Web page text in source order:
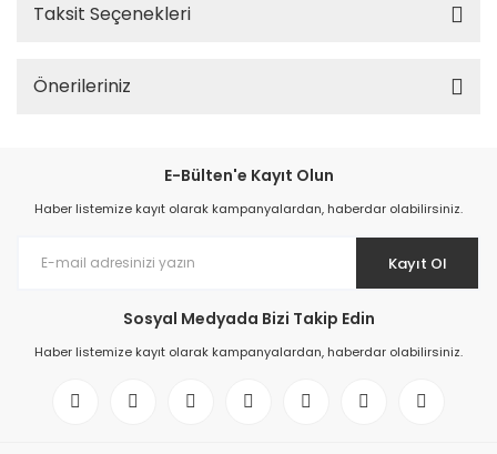
Taksit Seçenekleri
Önerileriniz
E-Bülten'e Kayıt Olun
Haber listemize kayıt olarak kampanyalardan, haberdar olabilirsiniz.
Kayıt Ol
Sosyal Medyada Bizi Takip Edin
Haber listemize kayıt olarak kampanyalardan, haberdar olabilirsiniz.